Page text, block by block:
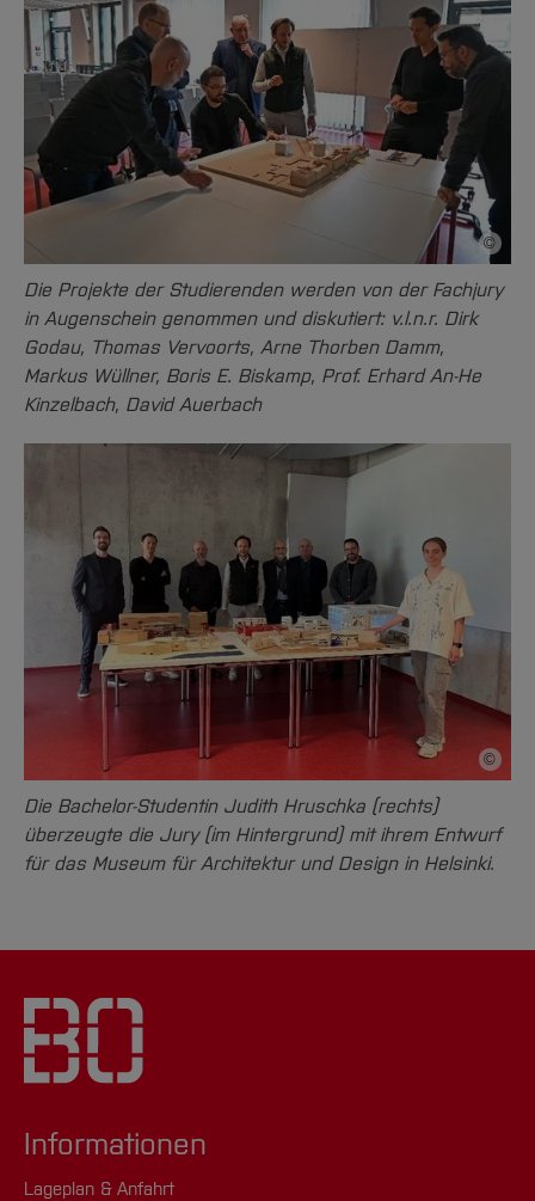
©
Die Projekte der Studierenden werden von der Fachjury
in Augenschein genommen und diskutiert: v.l.n.r. Dirk
Godau, Thomas Vervoorts, Arne Thorben Damm,
Markus Wüllner, Boris E. Biskamp, Prof. Erhard An-He
Kinzelbach, David Auerbach
©
Die Bachelor-Studentin Judith Hruschka (rechts)
überzeugte die Jury (im Hintergrund) mit ihrem Entwurf
für das Museum für Architektur und Design in Helsinki.
Informationen
Lageplan & Anfahrt